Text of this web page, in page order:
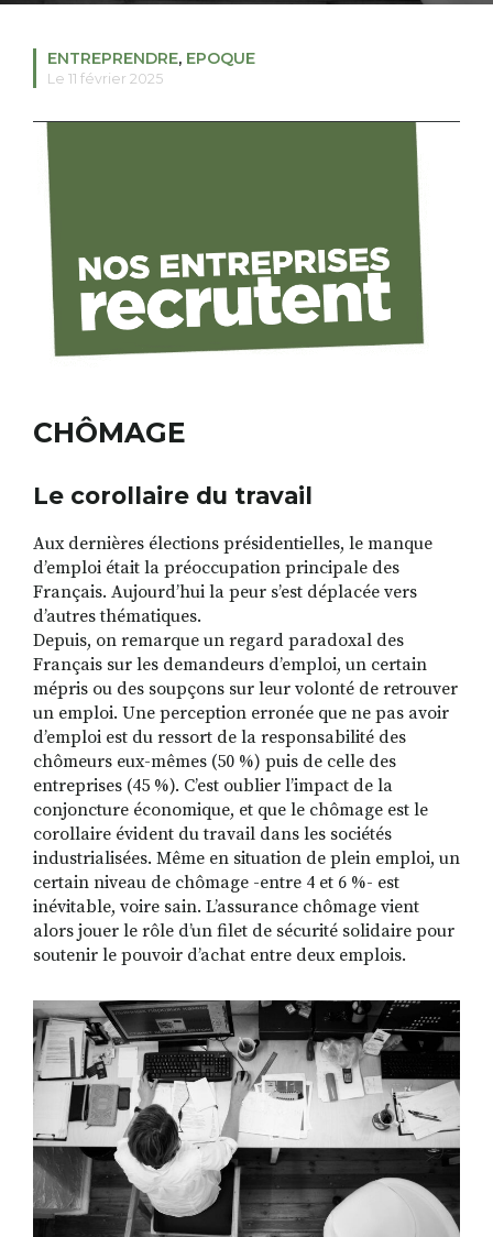
RECHERCHER
ENTREPRENDRE, EPOQUE
Le 11 février 2025
CHÔMAGE
Le corollaire du travail
Aux dernières élections présidentielles, le manque
d’emploi était la préoccupation principale des
Français. Aujourd’hui la peur s’est déplacée vers
d’autres thématiques.
Depuis, on remarque un regard paradoxal des
Français sur les demandeurs d’emploi, un certain
mépris ou des soupçons sur leur volonté de retrouver
un emploi. Une perception erronée que ne pas avoir
d’emploi est du ressort de la responsabilité des
chômeurs eux-mêmes (50 %) puis de celle des
entreprises (45 %). C’est oublier l’impact de la
conjoncture économique, et que le chômage est le
corollaire évident du travail dans les sociétés
industrialisées. Même en situation de plein emploi, un
certain niveau de chômage -entre 4 et 6 %- est
inévitable, voire sain. L’assurance chômage vient
alors jouer le rôle d’un filet de sécurité solidaire pour
soutenir le pouvoir d’achat entre deux emplois.